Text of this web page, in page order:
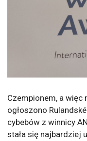
Czempionem, a więc
ogłoszono
cybebów z winnicy
stała się najbardziej